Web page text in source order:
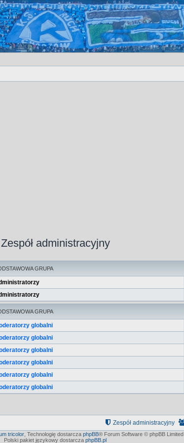
Zespół administracyjny
GRUPA
GRUPA
globalni
globalni
globalni
globalni
globalni
globalni
Zespół administracyjny
tricolor Technologię dostarcza phpBB® Forum Software © phpBB Limited
Polski pakiet językowy dostarcza phpBB.pl